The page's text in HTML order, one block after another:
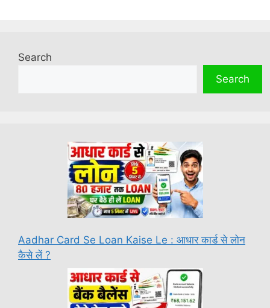
Search
Search
Aadhar Card Se Loan Kaise Le : आधार कार्ड से लोन
कैसे लें ?